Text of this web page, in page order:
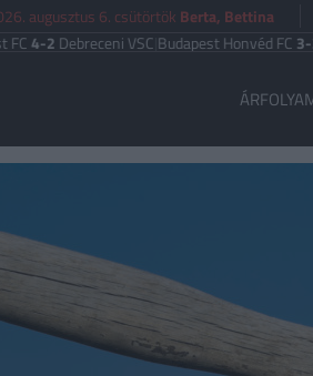
augusztus 6. csütörtök Berta, Bettina
VSC|Budapest Honvéd FC3-3MTK